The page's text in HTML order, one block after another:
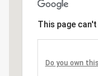
This page
Do you own